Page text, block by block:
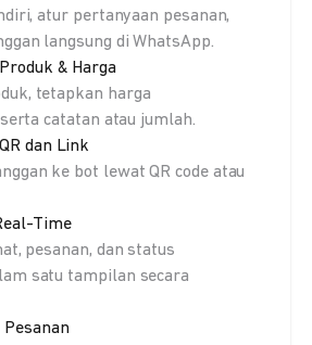
atur pertanyaan pesanan,
langsung di WhatsApp.
& Harga
tetapkan harga
catatan atau jumlah.
dan Link
ke bot lewat QR code atau
Time
pesanan, dan status
satu tampilan secara